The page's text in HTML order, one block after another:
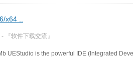
x64 ..
- 『软件下载交流』
UEStudio is the powerful IDE (Integrated